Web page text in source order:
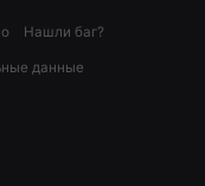
Нашли баг?
данные